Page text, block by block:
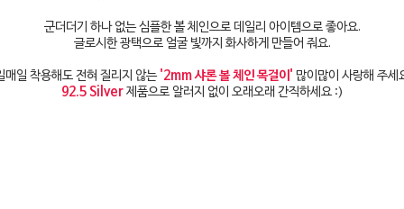
군더더기 하나 없는 심플한 볼 체인으로 데일리 아이템으로 좋아요.
글로시한 광택으로 얼굴 빛까지 화사하게 만들어 줘요.
매일 착용해도 전혀 질리지 않는 '2mm 샤론 볼 체인 목걸이' 많이많이 사랑해 주세
92.5 Silver 제품으로 알러지 없이 오래오래 간직하세요 :)